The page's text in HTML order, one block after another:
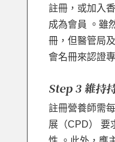
註冊，或加入
成為會員 。雖
冊，但醫管局
會名冊來認證
Step 3 維持
註冊營養師需
展（CPD）
要